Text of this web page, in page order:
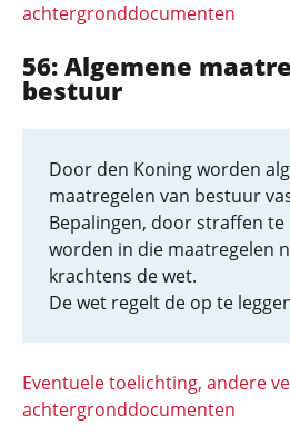
achtergronddocumenten
56: Algemene
bestuur
Door den Koning worden
maatregelen van bestuur
Bepalingen, door straffen te
worden in die maatregelen
krachtens de wet.
De wet regelt de op te
Eventuele toelichting, andere
achtergronddocumenten